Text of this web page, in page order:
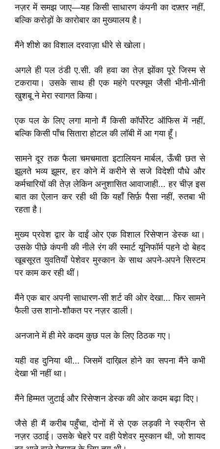
नज़र में समझ जाए—यह किसी साधारण कंपनी का दफ़्तर नहीं,
बल्कि करोड़ों के कारोबार का मुख्यालय है।
मैंने शीशे का विशाल दरवाज़ा धीरे से खोला।
अगले ही पल ठंडी ए.सी. की हवा का तेज़ झोंका पूरे जिस्म से
टकराया। उसके साथ ही एक महंगे परफ्यूम जैसी भीनी-भीनी
खुशबू ने मेरा स्वागत किया।
एक पल के लिए लगा मानो मैं किसी कॉर्पोरेट ऑफिस में नहीं,
बल्कि किसी पाँच सितारा होटल की लॉबी में आ गया हूँ।
सामने दूर तक फैला चमचमाता इटालियन मार्बल, ऊँची छत से
झूलते भव्य झूमर, हर कोने में करीने से सजे विदेशी पौधे और
कर्मचारियों की तेज़ लेकिन अनुशासित आवाजाही... हर चीज़ इस
बात का ऐलान कर रही थी कि यहाँ सिर्फ़ पैसा नहीं, रुतबा भी
रहता है।
मुख्य प्रवेश द्वार के दाईं ओर एक विशाल रिसेप्शन डेस्क था।
उसके पीछे कंपनी की नीले रंग की स्मार्ट यूनिफॉर्म पहने दो बेहद
खूबसूरत युवतियाँ पेशेवर मुस्कान के साथ अपने-अपने सिस्टम
पर काम कर रही थीं।
मैंने एक बार अपनी साधारण-सी शर्ट की ओर देखा... फिर सामने
फैली उस शानो-शौकत पर नज़र डाली।
अनजाने में ही मेरे कदम कुछ पल के लिए ठिठक गए।
यही वह दुनिया थी... जिसमें दाख़िल होने का सपना मैंने कभी
देखा भी नहीं था।
मैंने हिम्मत जुटाई और रिसेप्शन डेस्क की ओर कदम बढ़ा दिए।
जैसे ही मैं करीब पहुँचा, दोनों में से एक लड़की ने स्क्रीन से
नज़र उठाई। उसके चेहरे पर वही पेशेवर मुस्कान थी, जो शायद